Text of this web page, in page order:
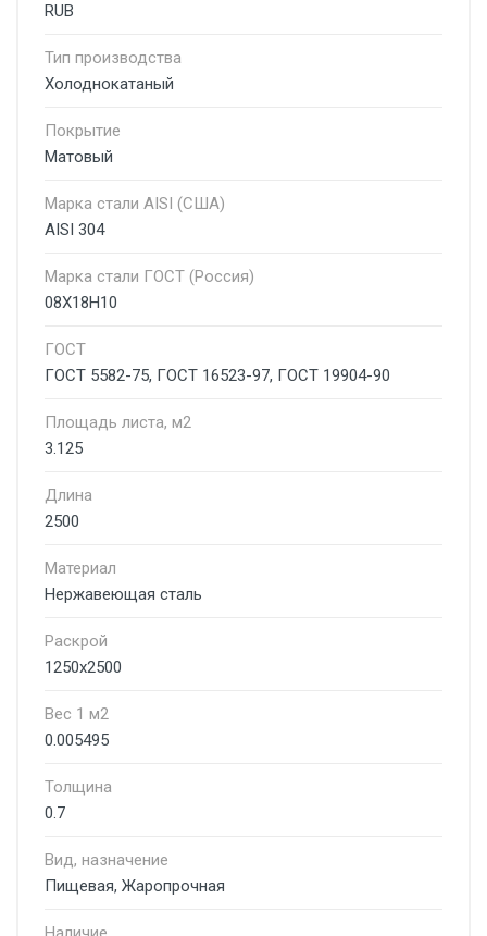
RUB
Тип производства
Холоднокатаный
Покрытие
Матовый
Марка стали AISI (США)
AISI 304
Марка стали ГОСТ (Россия)
08Х18Н10
ГОСТ
ГОСТ 5582-75, ГОСТ 16523-97, ГОСТ 19904-90
Площадь листа, м2
3.125
Длина
2500
Материал
Нержавеющая сталь
Раскрой
1250х2500
Вес 1 м2
0.005495
Толщина
0.7
Вид, назначение
Пищевая, Жаропрочная